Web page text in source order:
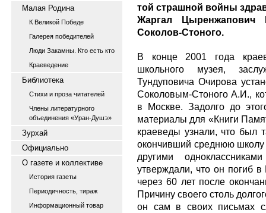
Малая Родина
К Великой Победе
Галерея победителей
Люди Закамны. Кто есть кто
Краеведение
Библиотека
Стихи и проза читателей
Члены литературного
объединения «Уран-Душэ»
Зурхай
Официально
О газете и коллективе
История газеты
Периодичность, тираж
Информационный товар
той страшной войны
Жаргал Цыренжапович
Соколов-Стоного.
В конце 2001 года
школьного музея,
Тундуповича Очирова
Соколовым-Стоного А.И.,
в Москве. Задолго до
материалы для «Книги
краеведы узнали, что был
окончивший среднюю школу
другими
утверждали, что он погиб
через 60 лет после
Причину своего столь
он сам в своих письмах